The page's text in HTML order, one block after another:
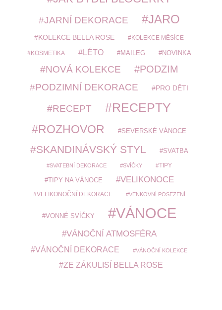
JARNÍ DEKORACE JARO
KOLEKCE BELLA ROSE KOLEKCE MĚSÍCE
KOSMETIKA LÉTO MAILEG NOVINKA
NOVÁ KOLEKCE PODZIM
PODZIMNÍ DEKORACE PRO DĚTI
RECEPT RECEPTY
ROZHOVOR SEVERSKÉ VÁNOCE
SKANDINÁVSKÝ STYL SVATBA
SVATEBNÍ DEKORACE SVÍČKY TIPY
TIPY NA VÁNOCE VELIKONOCE
VELIKONOČNÍ DEKORACE VENKOVNÍ POSEZENÍ
VONNÉ SVÍČKY VÁNOCE
VÁNOČNÍ ATMOSFÉRA
VÁNOČNÍ DEKORACE VÁNOČNÍ KOLEKCE
ZE ZÁKULISÍ BELLA ROSE